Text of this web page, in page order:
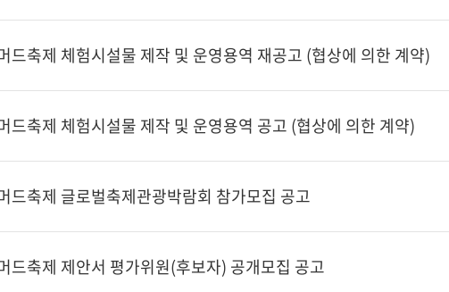
드축제 체험시설물 제작 및 운영용역 재공고 (협상에 의한 계약)
드축제 체험시설물 제작 및 운영용역 공고 (협상에 의한 계약)
드축제 글로벌축제관광박람회 참가모집 공고
드축제 제안서 평가위원(후보자) 공개모집 공고